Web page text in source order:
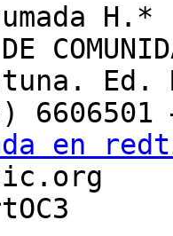
H.*
Ed.
en